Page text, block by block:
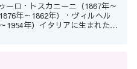
ーロ・トスカニーニ（1867年～
年～1862年）・ヴィルヘル
1954年）イタリアに生まれたト